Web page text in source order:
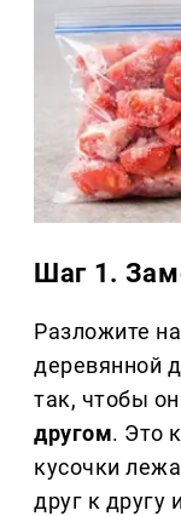
Шаг 1.
Разложите
деревянной
так, чтобы
другом. Это
кусочки
друг к другу